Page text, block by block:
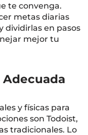
te convenga.
metas diarias
dividirlas en pasos
mejor tu
y físicas para
son Todoist,
tradicionales. Lo